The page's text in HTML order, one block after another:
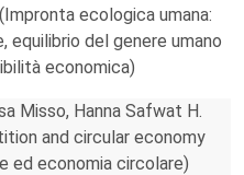
ecologica umana:
equilibrio del genere umano
economica)
Misso, Hanna Safwat H.
and circular economy
ed economia circolare)